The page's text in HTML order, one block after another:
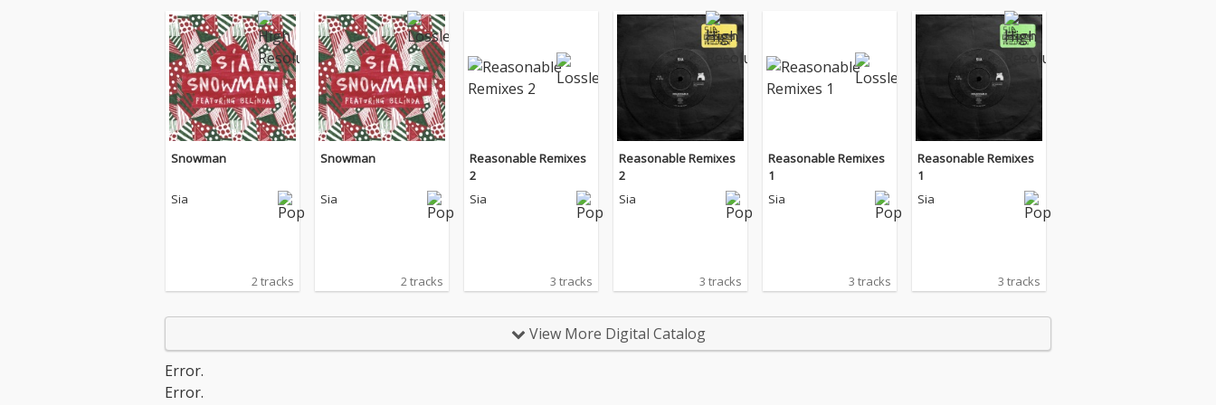
Snowman
Sia
2 tracks
Snowman
Sia
2 tracks
Reasonable Remixes
2
Sia
3 tracks
Reasonable Remixes
2
Sia
3 tracks
Reasonable Remixes
1
Sia
3 tracks
Reasonable Remixes
1
Sia
3 tracks
View More Digital Catalog
Error.
Error.